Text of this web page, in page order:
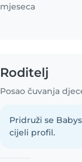
mjeseca
Roditelj
Pridruži se
cijeli profil.